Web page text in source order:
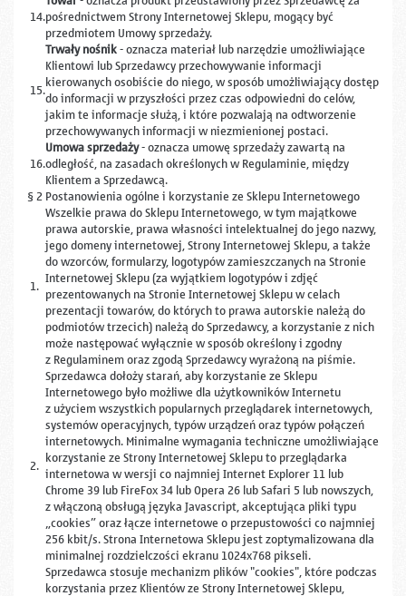
14.pośrednictwem Strony Internetowej Sklepu, mogący być
przedmiotem Umowy sprzedaży.
15.
Trwały nośnik- oznacza materiał lub narzędzie umożliwiające
Klientowi lub Sprzedawcy przechowywanie informacji
kierowanych osobiście do niego, w sposób umożliwiający dostęp
do informacji w przyszłości przez czas odpowiedni do celów,
jakim te informacje służą, i które pozwalają na odtworzenie
przechowywanych informacji w niezmienionej postaci.
16.
Umowa sprzedaży- oznacza umowę sprzedaży zawartą na
odległość, na zasadach określonych w Regulaminie, między
Klientem a Sprzedawcą.
§ 2 Postanowienia ogólne i korzystanie ze Sklepu Internetowego
1.
Wszelkie prawa do Sklepu Internetowego, w tym majątkowe
prawa autorskie, prawa własności intelektualnej do jego nazwy,
jego domeny internetowej, Strony Internetowej Sklepu, a także
do wzorców, formularzy, logotypów zamieszczanych na Stronie
Internetowej Sklepu (za wyjątkiem logotypów i zdjęć
prezentowanych na Stronie Internetowej Sklepu w celach
prezentacji towarów, do których to prawa autorskie należą do
podmiotów trzecich) należą do Sprzedawcy, a korzystanie z nich
może następować wyłącznie w sposób określony i zgodny
z Regulaminem oraz zgodą Sprzedawcy wyrażoną na piśmie.
2.
Sprzedawca dołoży starań, aby korzystanie ze Sklepu
Internetowego było możliwe dla użytkowników Internetu
z użyciem wszystkich popularnych przeglądarek internetowych,
systemów operacyjnych, typów urządzeń oraz typów połączeń
internetowych. Minimalne wymagania techniczne umożliwiające
korzystanie ze Strony Internetowej Sklepu to przeglądarka
internetowa w wersji co najmniej Internet Explorer 11 lub
Chrome 39 lub FireFox 34 lub Opera 26 lub Safari 5 lub nowszych,
z włączoną obsługą języka Javascript, akceptująca pliki typu
„cookies” oraz łącze internetowe o przepustowości co najmniej
256 kbit/s. Strona Internetowa Sklepu jest zoptymalizowana dla
minimalnej rozdzielczości ekranu 1024x768 pikseli.
Sprzedawca stosuje mechanizm plików "cookies", które podczas
korzystania przez Klientów ze Strony Internetowej Sklepu,